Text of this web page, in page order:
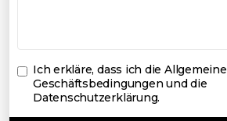
Ich erkläre, dass ich dieAllgemeine
Geschäftsbedingungen und die
Datenschutzerklärung.